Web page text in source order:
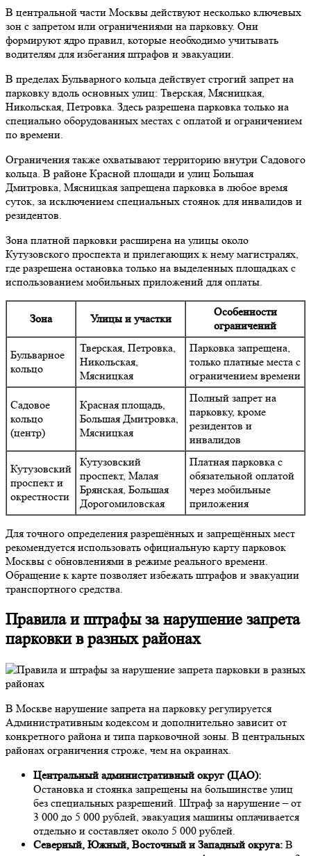
В центральной части Москвы действуют несколько ключевых
зон с запретом или ограничениями на парковку. Они
формируют ядро правил, которые необходимо учитывать
водителям для избегания штрафов и эвакуации.
В пределах Бульварного кольца действует строгий запрет на
парковку вдоль основных улиц: Тверская, Мясницкая,
Никольская, Петровка. Здесь разрешена парковка только на
специально оборудованных местах с оплатой и ограничением
по времени.
Ограничения также охватывают территорию внутри Садового
кольца. В районе Красной площади и улиц Большая
Дмитровка, Мясницкая запрещена парковка в любое время
суток, за исключением специальных стоянок для инвалидов и
резидентов.
Зона платной парковки расширена на улицы около
Кутузовского проспекта и прилегающих к нему магистралях,
где разрешена остановка только на выделенных площадках с
использованием мобильных приложений для оплаты.
Зона Улицы и участки
Особенности
ограничений
Бульварное
кольцо
Тверская, Петровка,
Никольская,
Мясницкая
Парковка запрещена,
только платные места с
ограничением времени
Садовое
кольцо
(центр)
Красная площадь,
Большая Дмитровка,
Мясницкая
Полный запрет на
парковку, кроме
резидентов и
инвалидов
Кутузовский
проспект и
окрестности
Кутузовский
проспект, Малая
Брянская, Большая
Дорогомиловская
Платная парковка с
обязательной оплатой
через мобильные
приложения
Для точного определения разрешённых и запрещённых мест
рекомендуется использовать официальную карту парковок
Москвы с обновлениями в режиме реального времени.
Обращение к карте позволяет избежать штрафов и эвакуации
транспортного средства.
Правила и штрафы за нарушение запрета
парковки в разных районах
В Москве нарушение запрета на парковку регулируется
Административным кодексом и дополнительно зависит от
конкретного района и типа парковочной зоны. В центральных
районах ограничения строже, чем на окраинах.
Центральный административный округ (ЦАО):
Остановка и стоянка запрещены на большинстве улиц
без специальных разрешений. Штраф за нарушение – от
3 000 до 5 000 рублей, эвакуация машины оплачивается
отдельно и составляет около 5 000 рублей.
Северный, Южный, Восточный и Западный округа: В